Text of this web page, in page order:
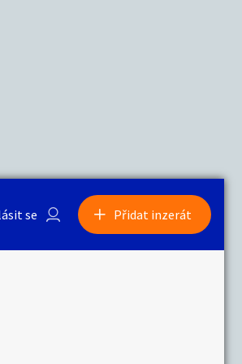
se Přidat inzerát
Sběratelství
0/1000